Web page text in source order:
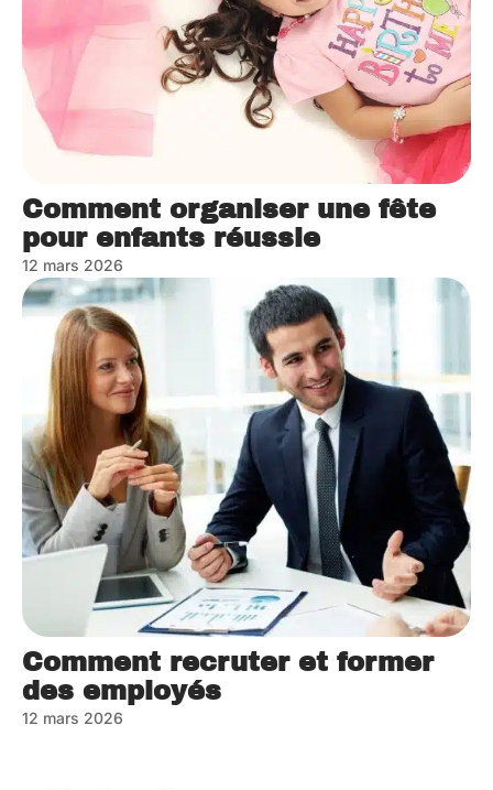
Comment organiser une fête
pour enfants réussie
12 mars 2026
Comment recruter et former
des employés
12 mars 2026